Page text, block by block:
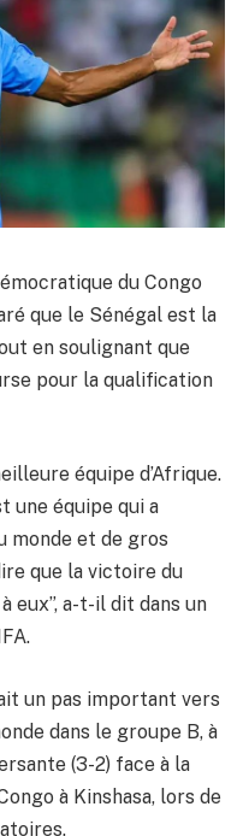
du Congo
que le Sénégal est la
en soulignant que
pour la qualification
équipe d’Afrique.
une équipe qui a
monde et de gros
que la victoire du
eux”, a-t-il dit dans un
un pas important vers
dans le groupe B, à
(3-2) face à la
à Kinshasa, lors de